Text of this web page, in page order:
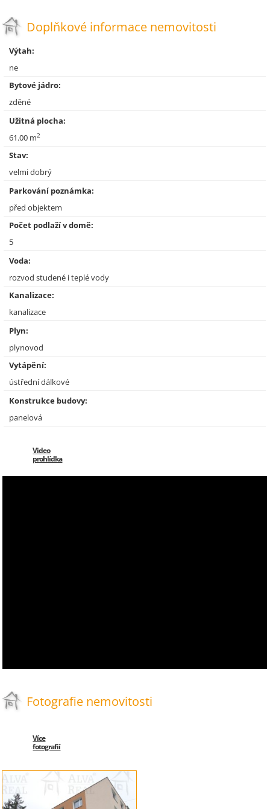
Doplňkové informace nemovitosti
Výtah:
ne
Bytové jádro:
zděné
Užitná plocha:
61.00 m2
Stav:
velmi dobrý
Parkování poznámka:
před objektem
Počet podlaží v domě:
5
Voda:
rozvod studené i teplé vody
Kanalizace:
kanalizace
Plyn:
plynovod
Vytápění:
ústřední dálkové
Konstrukce budovy:
panelová
Video
prohlídka
Fotografie nemovitosti
Více
fotografií